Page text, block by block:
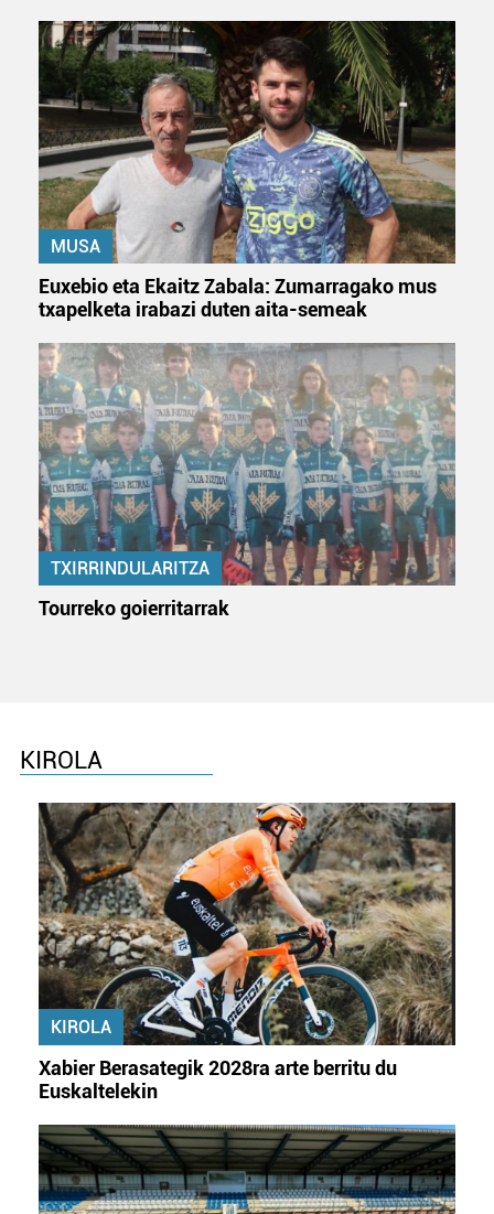
MUSA
Euxebio eta Ekaitz Zabala: Zumarragako mus
txapelketa irabazi duten aita-semeak
TXIRRINDULARITZA
Tourreko goierritarrak
KIROLA
KIROLA
Xabier Berasategik 2028ra arte berritu du
Euskaltelekin